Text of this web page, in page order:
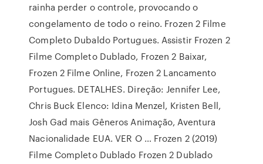
rainha perder o controle, provocando o
congelamento de todo o reino. Frozen 2 Filme
Completo Dubaldo Portugues. Assistir Frozen 2
Filme Completo Dublado, Frozen 2 Baixar,
Frozen 2 Filme Online, Frozen 2 Lancamento
Portugues. DETALHES. Direção: Jennifer Lee,
Chris Buck Elenco: Idina Menzel, Kristen Bell,
Josh Gad mais Gêneros Animação, Aventura
Nacionalidade EUA. VER O … Frozen 2 (2019)
Filme Completo Dublado Frozen 2 Dublado